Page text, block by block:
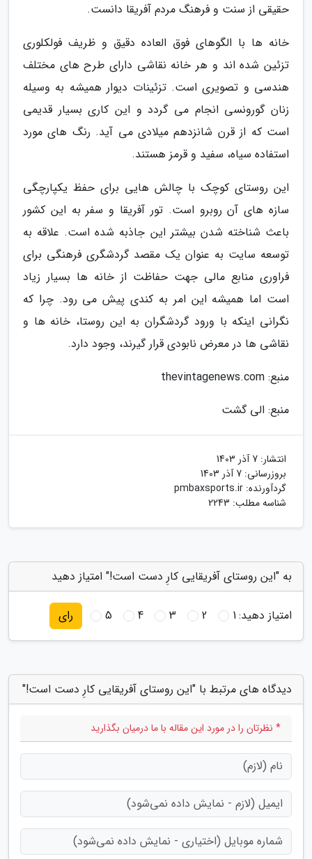
حقیقی از سنت و فرهنگ مردم آفریقا دانست.
خانه ها با الگوهای فوق العاده دقیق و ظریف فولکلوری
تزئین شده اند و هر خانه نقاشی دارای طرح های مختلف
هندسی و تصویری است. تزئینات دیوار همیشه به وسیله
زنان گورونسی انجام می گردد و این کاری بسیار قدیمی
است که از قرن شانزدهم میلادی می آید. رنگ های مورد
استفاده سیاه، سفید و قرمز هستند.
این روستای کوچک با چالش هایی برای حفظ یکپارچگی
سازه های آن روبرو است. تور آفریقا و سفر به این کشور
باعث شناخته شدن بیشتر این جاذبه شده است. علاقه به
توسعه سایت به عنوان یک مقصد گردشگری فرهنگی برای
فراوری منابع مالی جهت حفاظت از خانه ها بسیار زیاد
است اما همیشه این امر به کندی پیش می رود. چرا که
نگرانی اینکه با ورود گردشگران به این روستا، خانه ها و
نقاشی ها در معرض نابودی قرار گیرند، وجود دارد.
منبع: thevintagenews.com
منبع: الی گشت
انتشار: 7 آذر 1403
بروزرسانی: 7 آذر 1403
گردآورنده: pmbaxsports.ir
شناسه مطلب: 2243
به "این روستای آفریقایی کارِ دست است!" امتیاز دهید
امتیاز دهید:1
2
3
4
5 رای
دیدگاه های مرتبط با "این روستای آفریقایی کارِ دست است!"
* نظرتان را در مورد این مقاله با ما درمیان بگذارید